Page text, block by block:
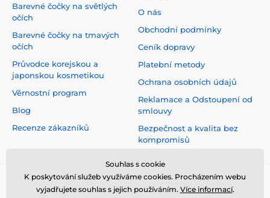
Barevné čočky na světlých
očích
Barevné čočky na tmavých
očích
Průvodce korejskou a
japonskou kosmetikou
Věrnostní program
Blog
Recenze zákazníků
O nás
Obchodní podmínky
Ceník dopravy
Platební metody
Ochrana osobních údajů
Reklamace a Odstoupení od
smlouvy
Bezpečnost a kvalita bez
kompromisů
Souhlas s cookie
K poskytování služeb využíváme cookies. Procházením webu
vyjadřujete souhlas s jejich používáním. Více informací.